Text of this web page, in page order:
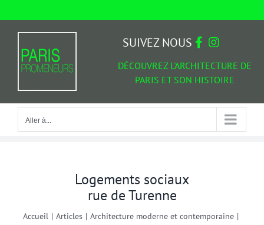
Aller à...
DÉCOUVREZ L'ARCHITECTURE DE
PARIS ET SON HISTOIRE
SUIVEZ NOUS
Aller à...
Logements sociaux
rue de Turenne
Accueil | Articles | Architecture moderne et contemporaine |